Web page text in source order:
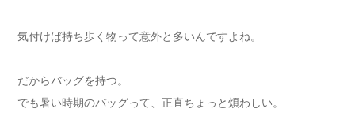
気付けば持ち歩く物って意外と多いんですよね。
だからバッグを持つ。
でも暑い時期のバッグって、正直ちょっと煩わしい。